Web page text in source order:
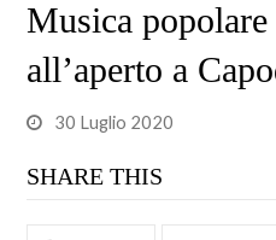
Musica popolare
all’aperto a
30 Luglio 2020
SHARE THIS